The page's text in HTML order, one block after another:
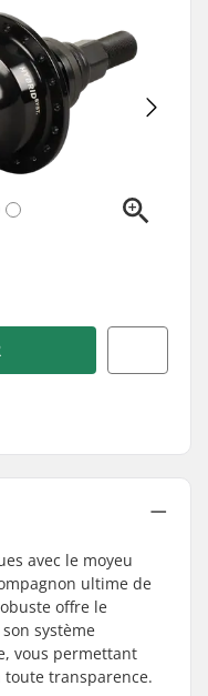
avec le moyeu
ultime de
offre le
système
vous permettant
transparence.